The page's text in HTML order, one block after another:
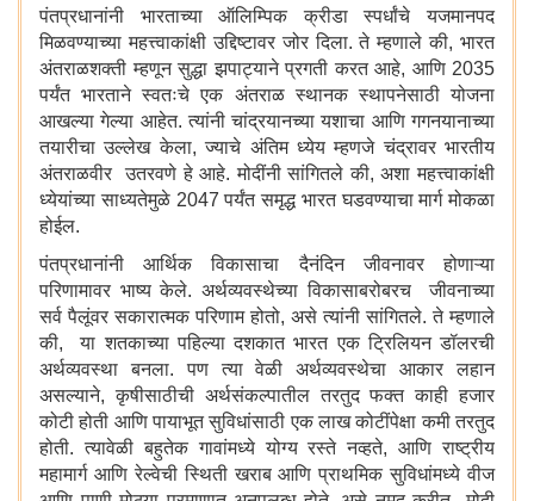
पंतप्रधानांनी भारताच्या ऑलिम्पिक क्रीडा स्पर्धांचे यजमानपद
मिळवण्याच्या महत्त्वाकांक्षी उद्दिष्टावर जोर दिला. ते म्हणाले की, भारत
अंतराळशक्ती म्हणून सुद्धा झपाट्याने प्रगती करत आहे, आणि 2035
पर्यंत भारताने स्वतःचे एक अंतराळ स्थानक स्थापनेसाठी योजना
आखल्या गेल्या आहेत. त्यांनी चांद्रयानच्या यशाचा आणि गगनयानाच्या
तयारीचा उल्लेख केला, ज्याचे अंतिम ध्येय म्हणजे चंद्रावर भारतीय
अंतराळवीर उतरवणे हे आहे. मोदींनी सांगितले की, अशा महत्त्वाकांक्षी
ध्येयांच्या साध्यतेमुळे 2047 पर्यंत समृद्ध भारत घडवण्याचा मार्ग मोकळा
होईल.
पंतप्रधानांनी आर्थिक विकासाचा दैनंदिन जीवनावर होणाऱ्या
परिणामावर भाष्य केले. अर्थव्यवस्थेच्या विकासाबरोबरच जीवनाच्या
सर्व पैलूंवर सकारात्मक परिणाम होतो, असे त्यांनी सांगितले. ते म्हणाले
की, या शतकाच्या पहिल्या दशकात भारत एक ट्रिलियन डॉलरची
अर्थव्यवस्था बनला. पण त्या वेळी अर्थव्यवस्थेचा आकार लहान
असल्याने, कृषीसाठीची अर्थसंकल्पातील तरतुद फक्त काही हजार
कोटी होती आणि पायाभूत सुविधांसाठी एक लाख कोटींपेक्षा कमी तरतुद
होती. त्यावेळी बहुतेक गावांमध्ये योग्य रस्ते नव्हते, आणि राष्ट्रीय
महामार्ग आणि रेल्वेची स्थिती खराब आणि प्राथमिक सुविधांमध्ये वीज